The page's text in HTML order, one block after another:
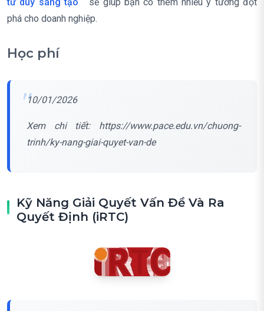
tư duy sáng tạo
sẽ giúp bạn có thêm nhiều ý tưởng đột
phá cho doanh nghiệp.
Học phí
10/01/2026
Xem chi tiết: https://www.pace.edu.vn/chuong-
trinh/ky-nang-giai-quyet-van-de
Kỹ Năng Giải Quyết Vấn Đề Và Ra
Quyết Định (iRTC)